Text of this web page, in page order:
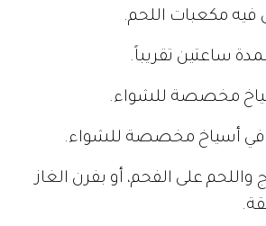
فيه مكعبات اللحم.
ساعتين تقريباً.
مخصصة للشواء.
في أسياخ مخصصة للشواء.
على الفحم، أو بفرن الغاز